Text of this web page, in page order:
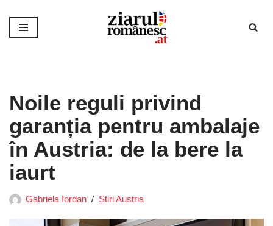
Sari
Noile reguli privind
garanția pentru ambalaje
în Austria: de la bere la
iaurt
Gabriela Iordan Știri Austria